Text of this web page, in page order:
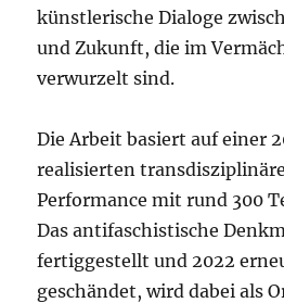
künstlerische Dialoge
und Zukunft, die im
verwurzelt sind.
Die Arbeit basiert auf einer
realisierten
Performance mit rund 300
Das antifaschistische
fertiggestellt und 2022
geschändet, wird dabei als